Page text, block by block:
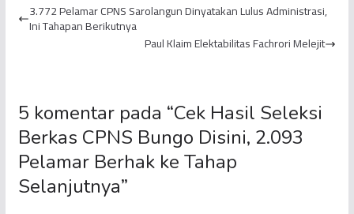
3.772 Pelamar CPNS Sarolangun Dinyatakan Lulus Administrasi,
Ini Tahapan Berikutnya
Paul Klaim Elektabilitas Fachrori Melejit
5 komentar pada “Cek Hasil Seleksi
Berkas CPNS Bungo Disini, 2.093
Pelamar Berhak ke Tahap
Selanjutnya”